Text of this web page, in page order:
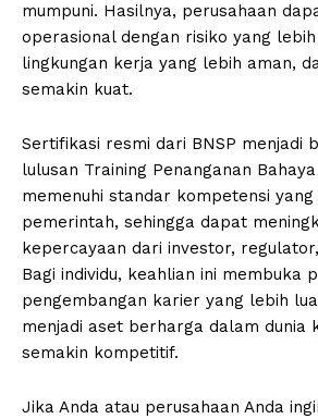
mumpuni. Hasilnya, perusahaan
operasional dengan risiko yang
lingkungan kerja yang lebih aman,
semakin kuat.
Sertifikasi resmi dari BNSP menjadi
lulusan Training Penanganan
memenuhi standar kompetensi
pemerintah, sehingga dapat
kepercayaan dari investor,
Bagi individu, keahlian ini membuka
pengembangan karier yang lebih
menjadi aset berharga dalam dunia
semakin kompetitif.
Jika Anda atau perusahaan Anda